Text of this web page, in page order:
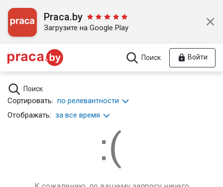
Praca.by
Загрузите на Google Play
Поиск Войти
Поиск
Сортировать: по релевантности
Отображать: за все время